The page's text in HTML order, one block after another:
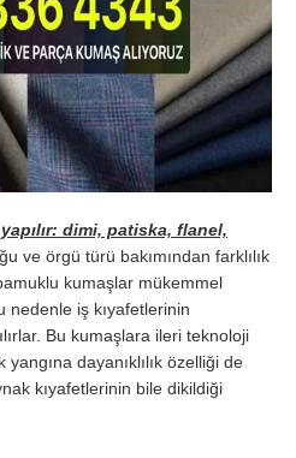
dimi, patiska, flanel,
ve örgü türü bakımından farklılık
kumaşlar mükemmel
nedenle iş kıyafetlerinin
Bu kumaşlara ileri teknoloji
dayanıklılık özelliği de
kıyafetlerinin bile dikildiği